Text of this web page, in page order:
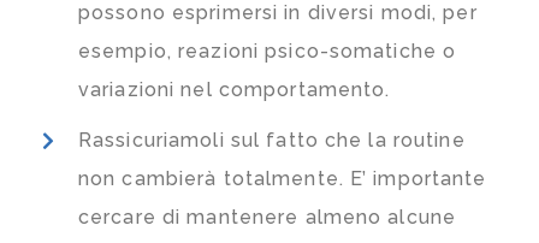
possono esprimersi in diversi modi, per
esempio, reazioni psico-somatiche o
variazioni nel comportamento.
Rassicuriamoli sul fatto che la routine
non cambierà totalmente. E’ importante
cercare di mantenere almeno alcune